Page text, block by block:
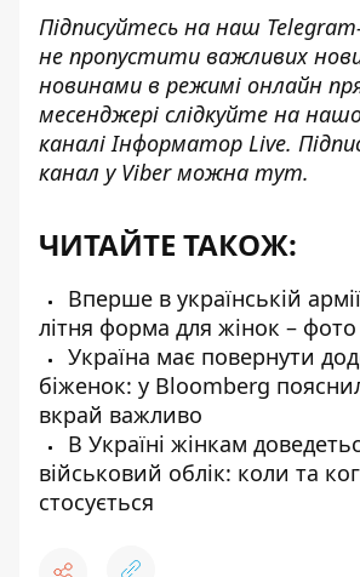
Підписуйтесь на наш
не пропустити важливих
новинами в режимі онлайн
месенджері слідкуйте на
каналіІнформатор Live.
канал у Viber можна тут.
ЧИТАЙТЕ ТАКОЖ:
Вперше в українській
літня форма для жінок – фото
Україна має повернути
біженок: у Bloomberg
вкрай важливо
В Україні жінкам
військовий облік: коли та
стосується